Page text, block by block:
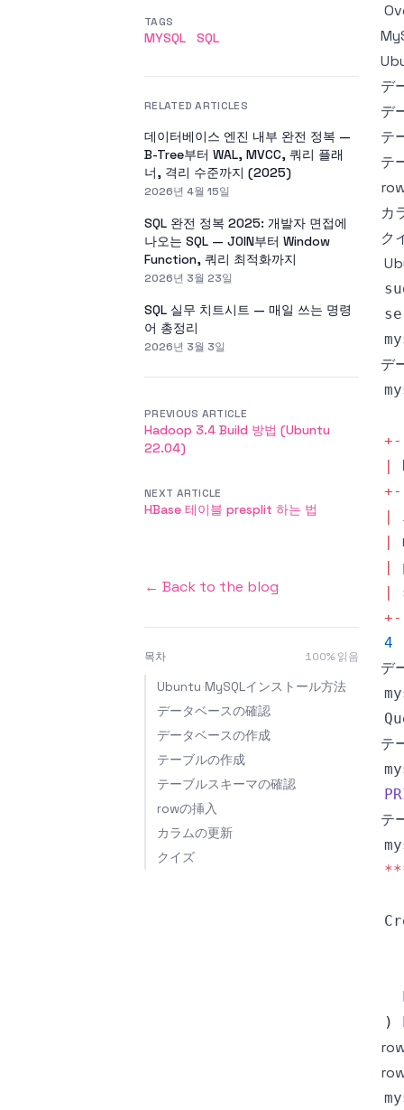
デ
デ
テ
テ
カ
ク
デ
+
|
+
|
|
|
|
+
4
デ
テ
テ
**
)
TAGS
MYSQL SQL
RELATED ARTICLES
데이터베이스 엔진 내부 완전 정복 —
B-Tree부터 WAL, MVCC, 쿼리 플래
너, 격리 수준까지 (2025)
2026년 4월 15일
SQL 완전 정복 2025: 개발자 면접에
나오는 SQL — JOIN부터 Window
Function, 쿼리 최적화까지
2026년 3월 23일
SQL 실무 치트시트 — 매일 쓰는 명령
어 총정리
2026년 3월 3일
PREVIOUS ARTICLE
Hadoop 3.4 Build 방법 (Ubuntu
22.04)
NEXT ARTICLE
HBase 테이블 presplit 하는 법
← Back to the blog
목차 100% 읽음
Ubuntu MySQLインストール方法
データベースの確認
データベースの作成
テーブルの作成
テーブルスキーマの確認
rowの挿入
カラムの更新
クイズ